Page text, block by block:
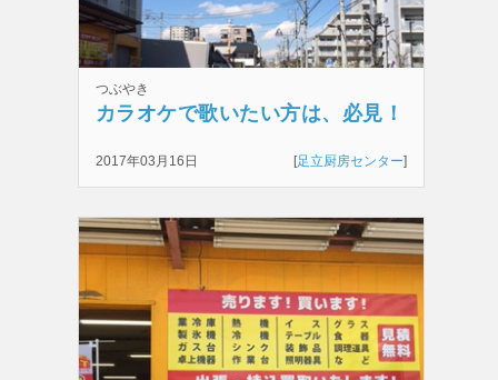
つぶやき
カラオケで歌いたい方は、必見！
2017年03月16日 [足立厨房センター]